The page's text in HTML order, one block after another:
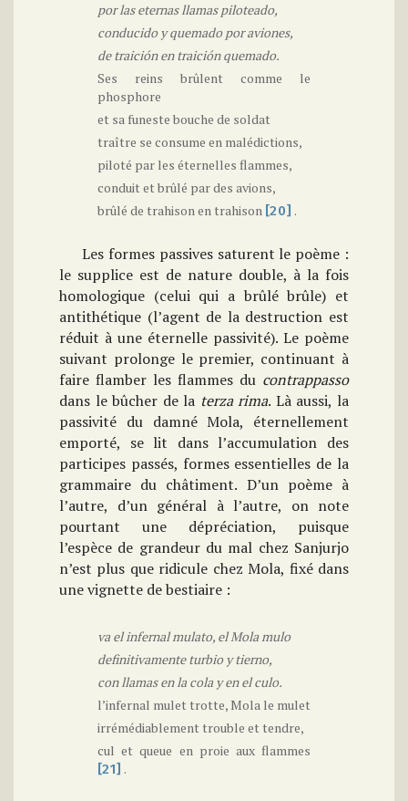
por las eternas llamas piloteado,
conducido y quemado por aviones,
de traición en traición quemado.
Ses reins brûlent comme le
phosphore
et sa funeste bouche de soldat
traître se consume en malédictions,
piloté par les éternelles flammes,
conduit et brûlé par des avions,
brûlé de trahison en trahison [20] .
Les formes passives saturent le poème :
le supplice est de nature double, à la fois
homologique (celui qui a brûlé brûle) et
antithétique (l’agent de la destruction est
réduit à une éternelle passivité). Le poème
suivant prolonge le premier, continuant à
faire flamber les flammes du contrappasso
dans le bûcher de la terza rima. Là aussi, la
passivité du damné Mola, éternellement
emporté, se lit dans l’accumulation des
participes passés, formes essentielles de la
grammaire du châtiment. D’un poème à
l’autre, d’un général à l’autre, on note
pourtant une dépréciation, puisque
l’espèce de grandeur du mal chez Sanjurjo
n’est plus que ridicule chez Mola, fixé dans
une vignette de bestiaire :
va el infernal mulato, el Mola mulo
definitivamente turbio y tierno,
con llamas en la cola y en el culo.
l’infernal mulet trotte, Mola le mulet
irrémédiablement trouble et tendre,
cul et queue en proie aux flammes
[21] .